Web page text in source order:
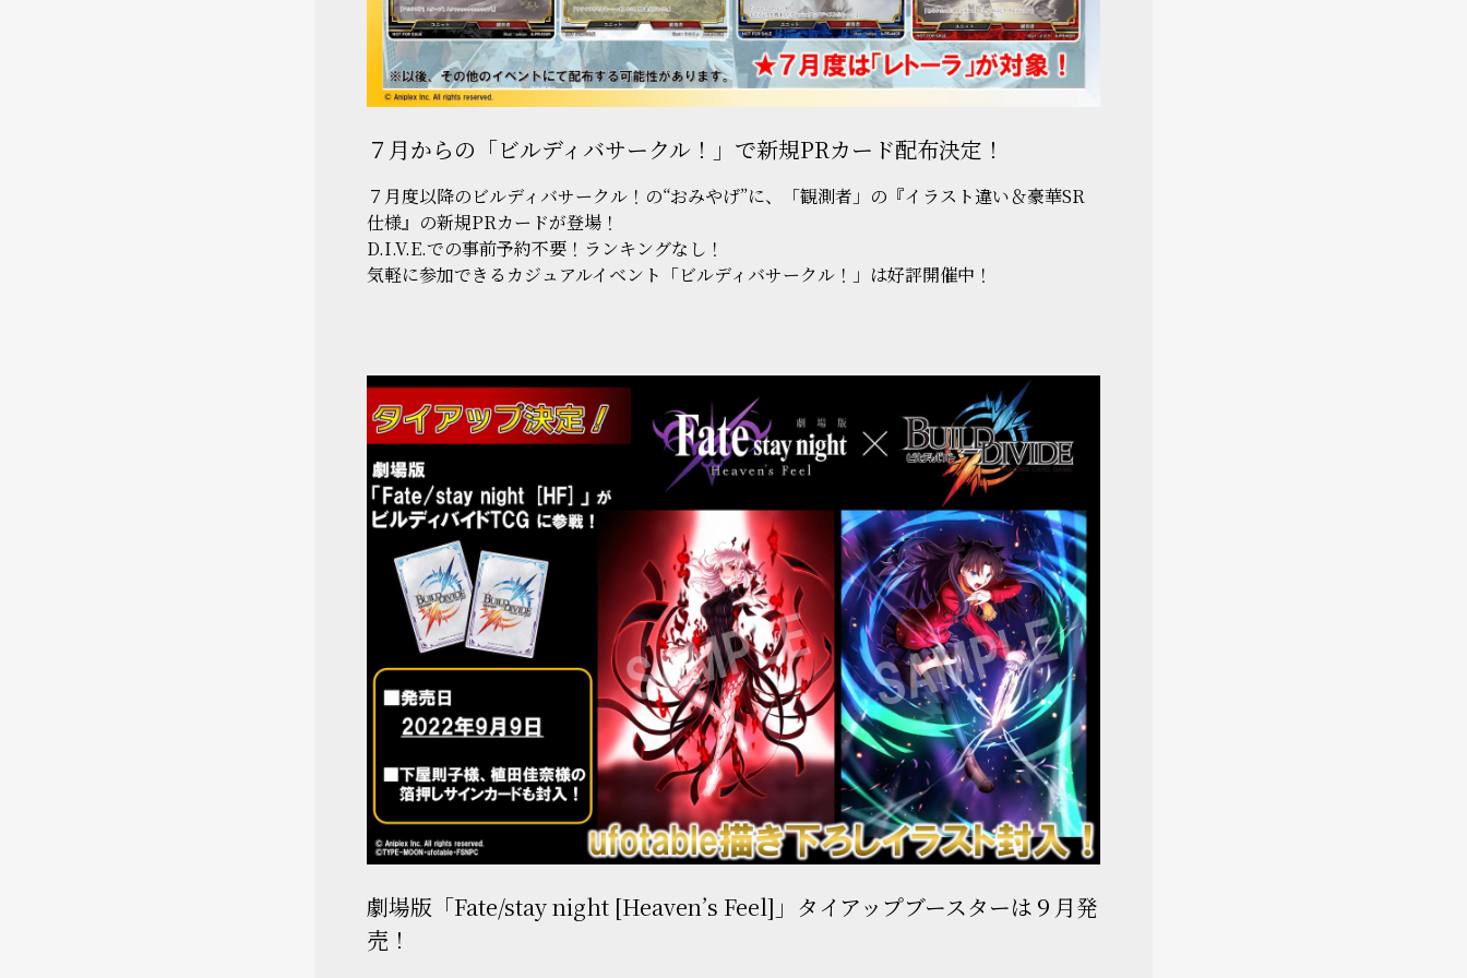
７月からの「ビルディバサークル！」で新規PRカード配布決定！
７月度以降のビルディバサークル！の“おみやげ”に、「観測者」の『イラスト違い＆豪華SR
仕様』の新規PRカードが登場！
D.I.V.E.での事前予約不要！ランキングなし！
気軽に参加できるカジュアルイベント「ビルディバサークル！」は好評開催中！
劇場版「Fate/stay night [Heaven’s Feel]」タイアップブースターは９月発
売！